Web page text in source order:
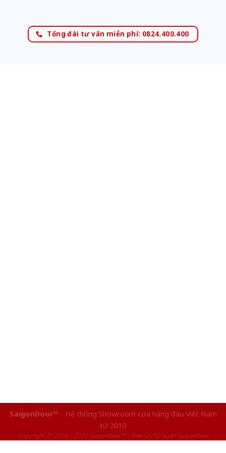
Tổng đài tư vấn miễn phí: 0824.400.400
SaigonDoor™ - Hệ thống Showroom cửa hàng đầu Việt Nam
từ 2010
Copyright ⓒ 2010 – 2026 SaigonDoor™ | Đơn vị chủ quản SaigonDoor